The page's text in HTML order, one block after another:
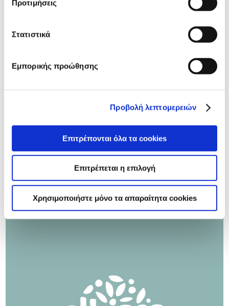
Προτιμήσεις
Στατιστικά
Εμπορικής προώθησης
Προβολή λεπτομερειών
Επιτρέπονται όλα τα cookies
Επιτρέπεται η επιλογή
Χρησιμοποιήστε μόνο τα απαραίτητα cookies
Η δυναμική της ELBISCO αποδεικνύεται καθημερινά
μέσα από την καθοδήγηση αξιόλογων στελεχών. Οι
προσέγγιση είναι έτοιμοι να εξερευνήσουν καθετί
άγνωστο, με σκοπό να ικανοποιήσουν τις ανάγκες του
Περισσότερα